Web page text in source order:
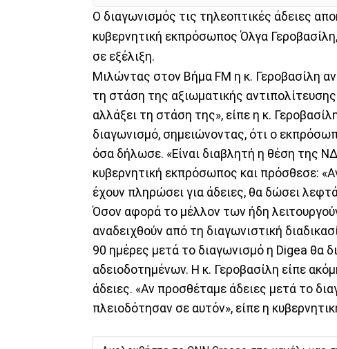
Ο διαγωνισμός τις τηλεοπτικές άδειες
κυβερνητική εκπρόσωπος Όλγα
σε εξέλιξη.
Μιλώντας στον Βήμα FM η κ. Γεροβασίλη
τη στάση της αξιωματικής
αλλάξει τη στάση της», είπε η κ.
διαγωνισμό, σημειώνοντας, ότι ο
όσα δήλωσε. «Είναι διαβλητή η θέση της
κυβερνητική εκπρόσωπος και πρόσθεσε:
έχουν πληρώσει για άδειες, θα δώσει
Όσον αφορά το μέλλον των ήδη
αναδειχθούν από τη διαγωνιστική
90 ημέρες μετά το διαγωνισμό η Digea θα
αδειοδοτημένων. Η κ. Γεροβασίλη είπε
άδειες. «Αν προσθέταμε άδειες μετά το
πλειοδότησαν σε αυτόν», είπε η